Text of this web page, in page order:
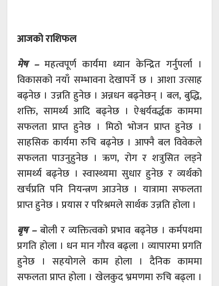
आजको राशिफल
मेष –महत्वपूर्ण कार्यमा ध्यान केन्द्रित गर्नुपर्ला ।
विकासको नयाँ सम्भावना देखापर्ने छ । आशा उत्साह
बढ्नेछ । उन्नति हुनेछ । अन्नधन बढ्नेछन् । बल, बुद्धि,
शक्ति, सामर्थ्य आदि बढ्नेछ । ऐश्वर्यवर्द्धक काममा
सफलता प्राप्त हुनेछ । मिठो भोजन प्राप्त हुनेछ ।
साहसिक कार्यमा रुचि बढ्नेछ । आफ्नै बल विवेकले
सफलता पाउनुहुनेछ । ऋण, रोग र शत्रुसित लड्ने
सामर्थ्य बढ्नेछ । स्वास्थ्यमा सुधार हुनेछ र व्यर्थको
खर्चप्रति पनि नियन्त्रण आउनेछ । यात्रामा सफलता
प्राप्त हुनेछ । प्रयास र परिश्रमले सार्थक उन्नति होला ।
बृष –बोली र व्यक्तित्वको प्रभाव बढ्नेछ । कर्मपथमा
प्रगति होला । धन मान गौरव बढ्ला । व्यापारमा प्रगति
हुनेछ । सहयोगले काम होला । दैनिक काममा
सफलता प्राप्त होला । खेलकुद भ्रमणमा रुचि बढ्ला ।